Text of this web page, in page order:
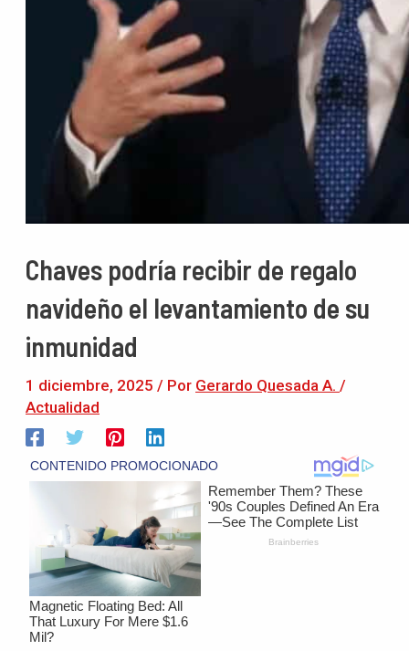
Chaves podría recibir de regalo
navideño el levantamiento de su
inmunidad
1 diciembre, 2025 / Por Gerardo Quesada A. /
Actualidad